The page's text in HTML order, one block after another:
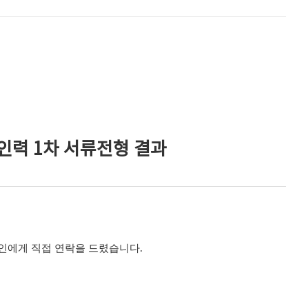
력 1차 서류전형 결과
에게 직접 연락을 드렸습니다.